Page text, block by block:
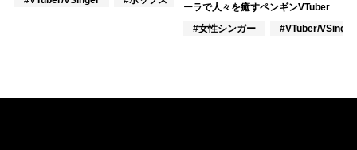
ーラで人々を癒すペンギンVTuber
#女性シンガー
#VTuber/VSinger